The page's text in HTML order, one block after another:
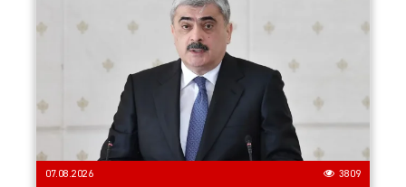
07.08.2026 3809